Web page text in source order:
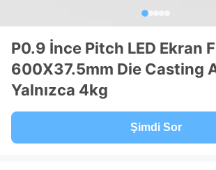
P0.9 İnce Pitch LED Ekran
600X37.5mm Die Casting
Yalnızca 4kg
Şimdi Sor